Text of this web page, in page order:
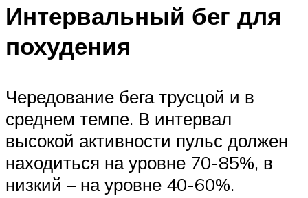
Интервальный бег для
похудения
Чередование бега трусцой и в
среднем темпе. В интервал
высокой активности пульс должен
находиться на уровне 70-85%, в
низкий – на уровне 40-60%.